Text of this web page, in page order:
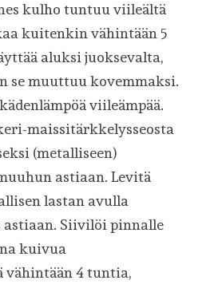
kulho tuntuu viileältä
kuitenkin vähintään 5
aluksi juoksevalta,
se muuttuu kovemmaksi.
viileämpää.
maissitärkkelysseosta
(metalliseen)
astiaan. Levitä
lastan avulla
Siivilöi pinnalle
kuivua
vähintään 4 tuntia,